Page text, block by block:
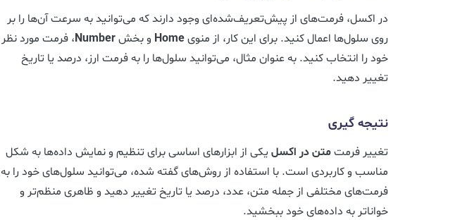
در اکسل، فرمت‌های از پیش‌تعریف‌شده‌ای وجود دارند که می‌توانید به سرعت آن‌ها را بر
روی سلول‌ها اعمال کنید. برای این کار، از منویHome و بخشNumber، فرمت مورد نظر
خود را انتخاب کنید. به عنوان مثال، می‌توانید سلول‌ها را به فرمت ارز، درصد یا تاریخ
تغییر دهید.
نتیجه ‌گیری
تغییر فرمتمتن در اکسل یکی از ابزارهای اساسی برای تنظیم و نمایش داده‌ها به شکل
مناسب و کاربردی است. با استفاده از روش‌های گفته شده، می‌توانید سلول‌های خود را به
فرمت‌های مختلفی از جمله متن، عدد، درصد یا تاریخ تغییر دهید و ظاهری منظم‌تر و
خواناتر به داده‌های خود ببخشید.